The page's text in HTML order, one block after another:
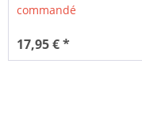
commandé
17,95 € *